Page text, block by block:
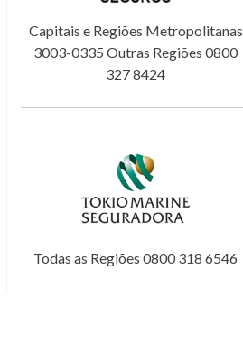
Capitais e Regiões Metropolitanas
3003-0335 Outras Regiões 0800
327 8424
Todas as Regiões 0800 318 6546